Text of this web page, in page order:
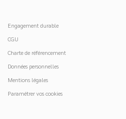
Engagement durable
CGU
Charte de référencement
Données personnelles
Mentions légales
Paramétrer vos cookies